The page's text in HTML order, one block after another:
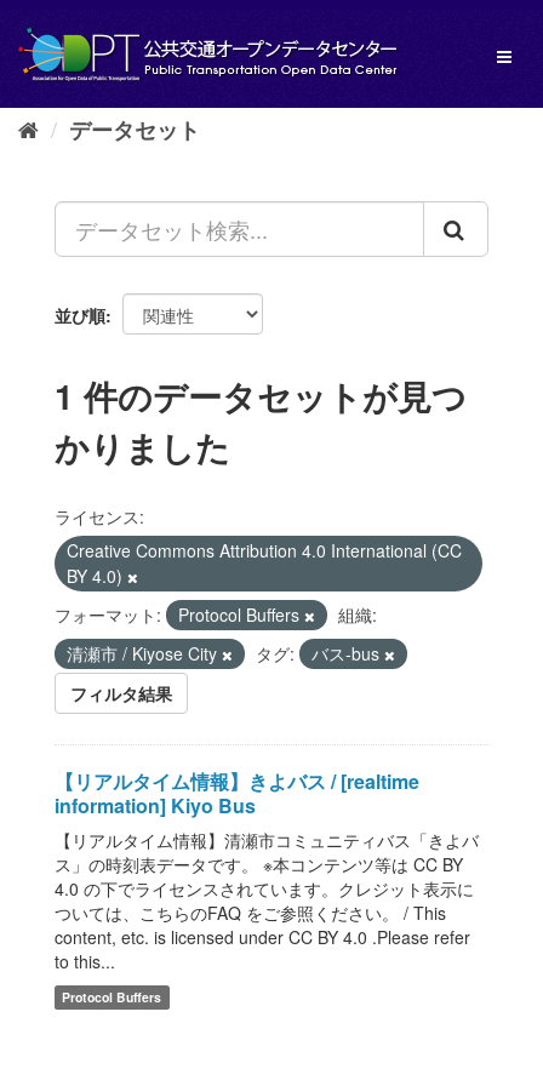
し
データセット
並び順
1 件のデータセットが見つ
かりました
ライセンス:
Creative Commons Attribution 4.0 International (CC
BY 4.0)
フォーマット:
Protocol Buffers
組織:
清瀬市 / Kiyose City
タグ:
バス-bus
フィルタ結果
【リアルタイム情報】きよバス / [realtime
information] Kiyo Bus
【リアルタイム情報】清瀬市コミュニティバス「きよバ
ス」の時刻表データです。 ※本コンテンツ等は CC BY
4.0 の下でライセンスされています。クレジット表示に
ついては、こちらのFAQ をご参照ください。 / This
content, etc. is licensed under CC BY 4.0 .Please refer
to this...
Protocol Buffers